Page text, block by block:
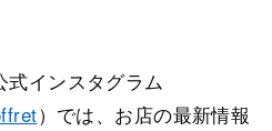
インスタグラム
）では、お店の最新情報